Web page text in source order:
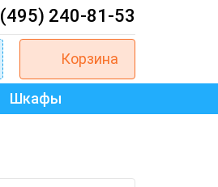
(495) 240-81-53
Корзина
Шкафы